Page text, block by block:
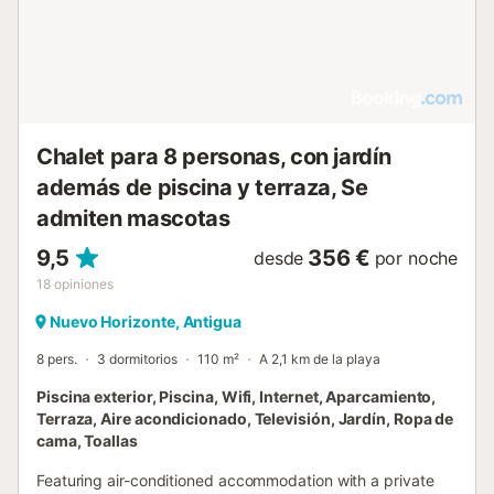
instalaciones de primera clase. También estarás a menos
comerci...
Chalet para 8 personas, con jardín
además de piscina y terraza, Se
admiten mascotas
9,5
18 opiniones
desde 356 € por noche
Nuevo Horizonte, Antigua
8 pers. 3 dormitorios 110 m² A 2,1 km de la playa
Piscina exterior, Piscina, Wifi, Internet, Aparcamiento,
Terraza, Aire acondicionado, Televisión, Jardín, Ropa de
cama, Toallas
Featuring air-conditioned accommodation with a private